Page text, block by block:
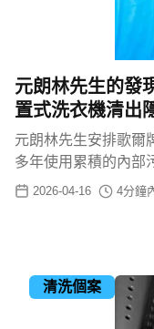
元朗林先生的發
置式洗衣機清出
元朗林先生安排歌爾
多年使用累積的內部
2026-04-16 4分鐘
清洗個案